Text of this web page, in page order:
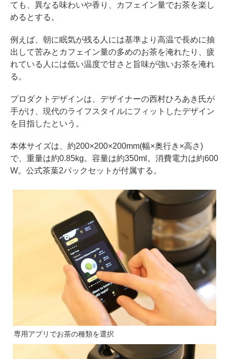
ても、異なる味わいや香り、カフェイン量でお茶を楽し
めるとする。
例えば、朝に眠気が残る人には基準より高温で長めに抽
出して苦みとカフェイン量の多めのお茶を淹れたり、疲
れている人には低い温度で甘さと旨味が強いお茶を淹れ
る。
プロダクトデザインは、デザイナーの西村ひろあき氏が
手がけ、現代のライフスタイルにフィットしたデザイン
を目指したという。
本体サイズは、約200×200×200mm(幅×奥行き×高さ)
で、重量は約0.85kg。容量は約350ml。消費電力は約600
W。公式茶葉2パックセットが付属する。
専用アプリでお茶の種類を選択